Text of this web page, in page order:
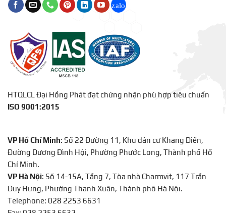
HTQLCL Đại Hồng Phát đạt chứng nhận phù hợp tiêu chuẩn
ISO 9001:2015
VP Hồ Chí Minh: Số 22 Đường 11, Khu dân cư Khang Điền,
Đường Dương Đình Hội, Phường Phước Long, Thành phố Hồ
Chí Minh.
VP Hà Nội: Số 14-15A, Tầng 7, Tòa nhà Charmvit, 117 Trần
Duy Hưng, Phường Thanh Xuân, Thành phố Hà Nội.
Telephone: 028 2253 6631